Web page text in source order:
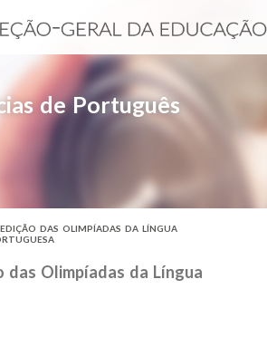
de Português
EDIÇÃO DAS OLIMPÍADAS DA LÍNGUA
das Olimpíadas da Língua